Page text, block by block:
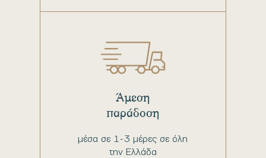
μέσα σε 1-3 μέρες σε όλη
την Ελλάδα
Άμεση
παράδοση